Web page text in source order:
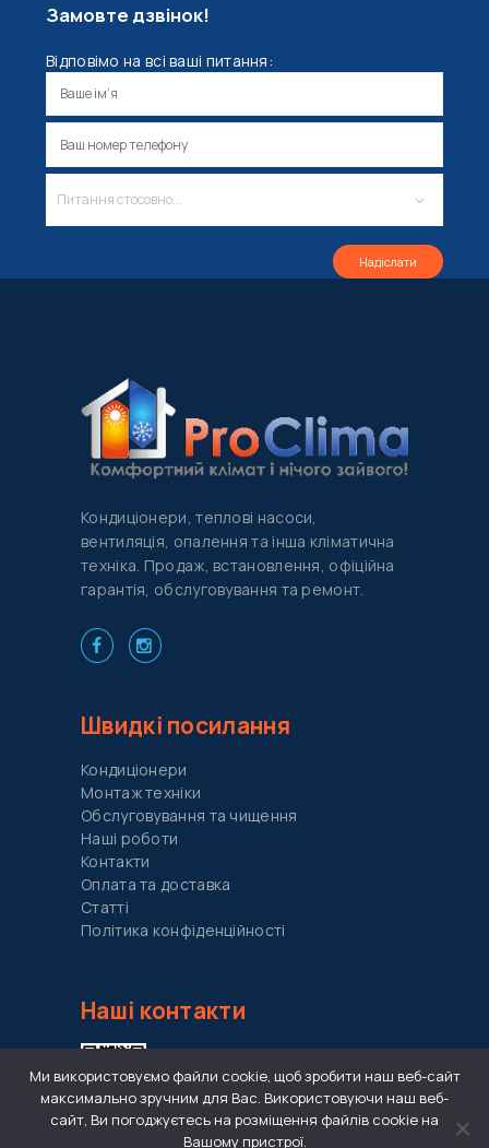
Замовте дзвінок!
Відповімо на всі ваші питання:
Кондиціонери, теплові насоси,
вентиляція, опалення та інша кліматична
техніка. Продаж, встановлення, офіційна
гарантія, обслуговування та ремонт.
Швидкі посилання
Кондиціонери
Монтаж техніки
Обслуговування та чищення
Наші роботи
Контакти
Оплата та доставка
Cтатті
Політика конфіденційності
Наші контакти
Ми використовуємо файли cookie, щоб зробити наш веб-сайт
максимально зручним для Вас. Використовуючи наш веб-
сайт, Ви погоджуєтесь на розміщення файлів cookie на
Вашому пристрої.